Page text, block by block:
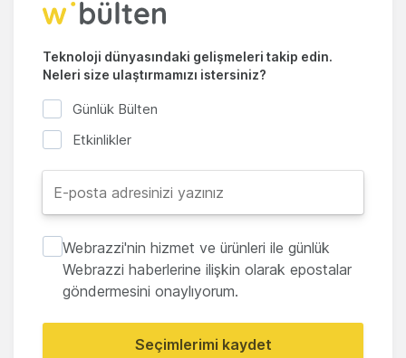
Teknoloji dünyasındaki gelişmeleri takip edin.
Neleri size ulaştırmamızı istersiniz?
Günlük Bülten
Etkinlikler
Webrazzi'nin hizmet ve ürünleri ile günlük
Webrazzi haberlerine ilişkin olarak epostalar
göndermesini onaylıyorum.
Seçimlerimi kaydet